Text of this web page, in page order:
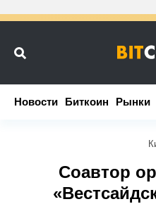
Новости Биткоин Рынки
Новости Биткоин Рынки
Соавтор